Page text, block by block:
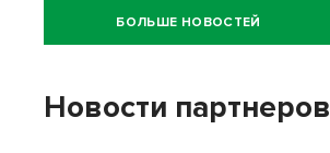
БОЛЬШЕ НОВОСТЕЙ
Новости партнеров